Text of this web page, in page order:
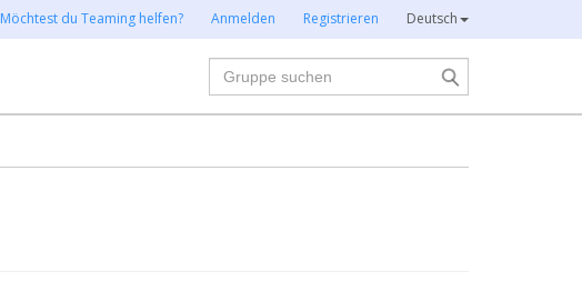
Möchtest du Teaming helfen? Anmelden Registrieren Deutsch
Suche